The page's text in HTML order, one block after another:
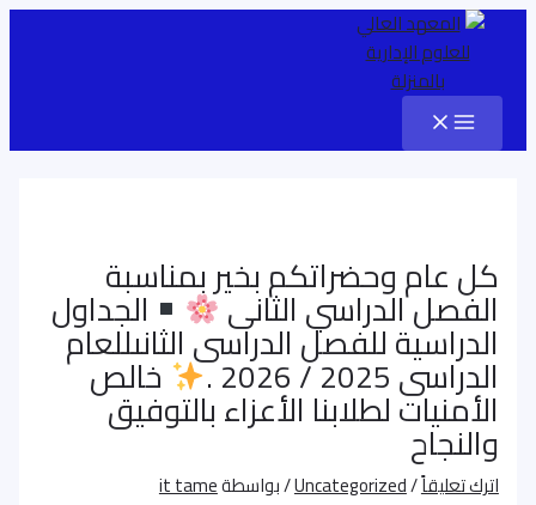
تخطي
المحتوى
Main
Menu
كل عام وحضراتكم بخير بمناسبة
الفصل الدراسي الثانى الجداول
الدراسية للفصل الدراسى الثانىللعام
الدراسى 2025 / 2026 . خالص
الأمنيات لطلابنا الأعزاء بالتوفيق
والنجاح
اترك تعليقاً/
Uncategorized/ بواسطةit tame
Post
navigation
اكتب
هنا...
اسم*
Email*
الموقع